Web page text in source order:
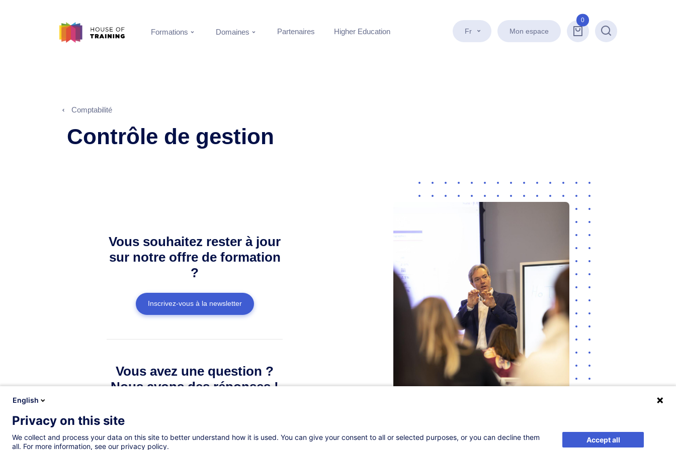
Fr Mon espace
0
Recherche
Formations Domaines Partenaires Higher Education
Comptabilité
Contrôle de gestion
Vous souhaitez rester à jour
sur notre offre de formation
?
Inscrivez-vous à la newsletter
Vous avez une question ?
Nous avons des réponses !
English
Privacy on this site
We collect and process your data on this site to better understand how it is used. You can give your consent to all or selected purposes, or you can decline them
all. For more information, see our privacy policy.
Accept all